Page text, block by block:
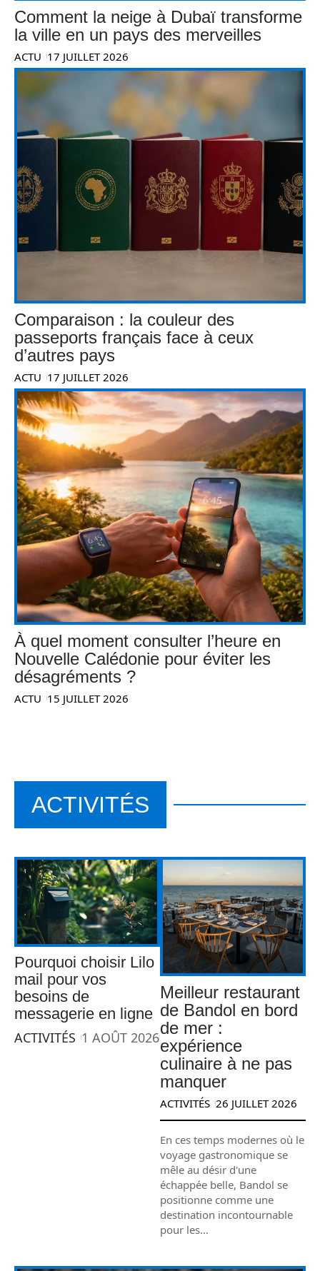
Comment la neige à Dubaï transforme
la ville en un pays des merveilles
ACTU 17 JUILLET 2026
Comparaison : la couleur des
passeports français face à ceux
d’autres pays
ACTU 17 JUILLET 2026
À quel moment consulter l’heure en
Nouvelle Calédonie pour éviter les
désagréments ?
ACTU 15 JUILLET 2026
ACTIVITÉS
Pourquoi choisir Lilo
mail pour vos
besoins de
messagerie en ligne
ACTIVITÉS 1 AOÛT 2026
Meilleur restaurant
de Bandol en bord
de mer :
expérience
culinaire à ne pas
manquer
ACTIVITÉS 26 JUILLET 2026
En ces temps modernes où le
voyage gastronomique se
mêle au désir d'une
échappée belle, Bandol se
positionne comme une
destination incontournable
pour les…